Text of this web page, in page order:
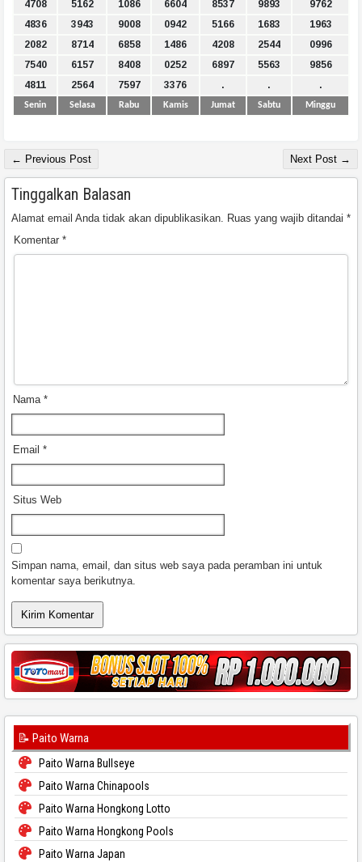
4708 5162 1086 6604 8537 9893
9762
4836
3943 9008 0942 5166 1683
1963
2082
8714 6858 1486 4208 2544
0996
7540
6157 8408 0252 6897 5563
9856
4811
2564 7597 3376 . . .
Senin Selasa Rabu Kamis Jumat Sabtu Minggu
← Previous Post Next Post →
Tinggalkan Balasan
Alamat email Anda tidak akan dipublikasikan. Ruas yang wajib ditandai *
Komentar *
Nama *
Email *
Situs Web
Simpan nama, email, dan situs web saya pada peramban ini untuk
komentar saya berikutnya.
📝 Paito Warna
Paito Warna Bullseye
Paito Warna Chinapools
Paito Warna Hongkong Lotto
Paito Warna Hongkong Pools
Paito Warna Japan